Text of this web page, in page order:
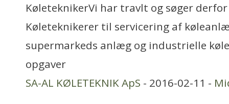
KøleteknikerVi har travlt og søger
Køleteknikerer til servicering af
supermarkeds anlæg og industrielle
opgaver
SA-AL KØLETEKNIK ApS - 2016-02-11 -